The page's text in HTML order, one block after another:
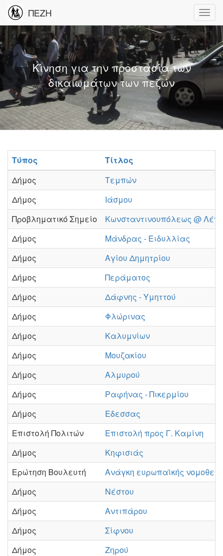
ΠΕΖΗ
Κίνηση για την προστασία των
δικαιωμάτων των πεζών
Τύπος
Τίτλος
Δήμος
Τεμπών
Δήμος
Ιάσμου
Προβληματικό Σημείο
Κωνσταντινουπόλεως @
Δήμος
Μάνδρας - Ειδυλλίας
Δήμος
Αγίου Δημητρίου
Δήμος
Περάματος
Δήμος
Δάφνης - Υμηττού
Δήμος
Φλώρινας
Δήμος
Καλυμνίων
Δήμος
Μουζακίου
Δήμος
Αλμυρού
Δήμος
Ραφήνας - Πικερμίου
Δήμος
Εδεσσας
Επιστολή Πολιτών
Επιστολή προς Γ. Καμίνη
Δήμος
Κηφισιάς
Ερώτηση Βουλευτή
Ανάγκη ευρωπαϊκής
Δήμος
Νέστου
Δήμος
Αντιπάρου
Δήμος
Σίφνου
Δήμος
Ζηρού